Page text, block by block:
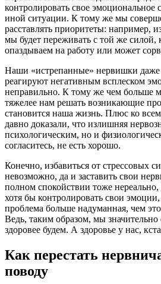
контролировать свое эмоциональное
иной ситуации. К тому же мы
расставлять приоритеты: например,
мы будет переживать с той же силой,
опаздываем на работу или может
Наши «истрепанные» нервишки
реагируют негативным всплеском
неправильно. К тому же чем больше
тяжелее нам решать возникающие
становится наша жизнь. Плюс ко
давно доказали, что излишняя
психологическим, но и
согласитесь, не есть хорошо.
Конечно, избавиться от стрессовых
невозможно, да и заставить свои
полном спокойствии тоже
хотя бы контролировать свои эмоции,
проблема больше надуманная, чем
Ведь, таким образом, мы
здоровее будем. А здоровье у нас,
Как перестать
поводу